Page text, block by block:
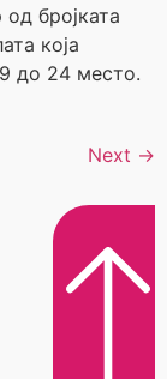
бројката
која
до 24 место.
Next →